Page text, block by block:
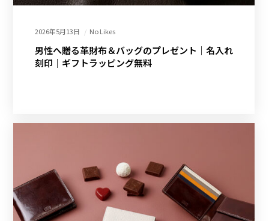
2026年5月13日 No Likes
男性へ贈る革財布＆バッグのプレゼント｜名入れ
刻印｜ギフトラッピング無料